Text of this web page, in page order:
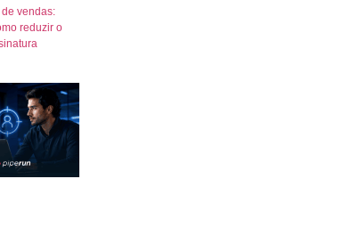
vendas:
reduzir o